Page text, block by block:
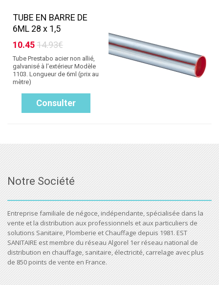
TUBE EN BARRE DE
6ML 28 x 1,5
10.4514.93€
Tube Prestabo acier non allié,
galvanisé à l'extérieur Modèle
1103. Longueur de 6ml (prix au
mètre)
Consulter
Notre Société
Entreprise familiale de négoce, indépendante, spécialisée dans la
vente et la distribution aux professionnels et aux particuliers de
solutions Sanitaire, Plomberie et Chauffage depuis 1981. EST
SANITAIRE est membre du réseau Algorel 1er réseau national de
distribution en chauffage, sanitaire, électricité, carrelage avec plus
de 850 points de vente en France.